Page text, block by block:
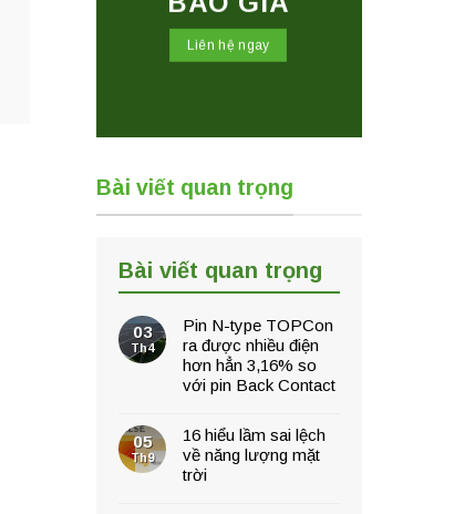
Liên hệ ngay
Bài viết quan trọng
Bài viết quan trọng
03
Th4
Pin N-type TOPCon
ra được nhiều điện
hơn hẳn 3,16% so
với pin Back Contact
05
Th9
16 hiểu lầm sai lệch
về năng lượng mặt
trời